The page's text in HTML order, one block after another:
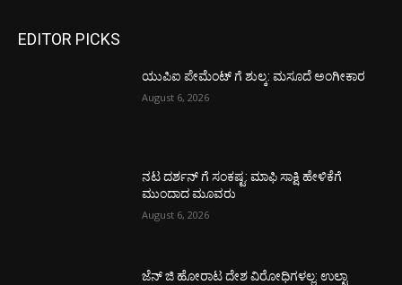
EDITOR PICKS
ಯುಪಿಐ ಪೇಮೆಂಟ್ ಗೆ ಶುಲ್ಕ: ಮಸೂದೆ ಅಂಗೀಕಾರ
August 6, 2026
ನಟ ದರ್ಶನ್ ಗೆ ಸಂಕಷ್ಟ: ಮಾಫಿ ಸಾಕ್ಷಿ ಹೇಳಿಕೆಗೆ
ಮುಂದಾದ ಮೂವರು
August 6, 2026
ಜೆನ್ ಜಿ ಹೋರಾಟ ದೇಶ ವಿರೋಧಿಗಳಲ್ಲ: ಉಲ್ಟಾ